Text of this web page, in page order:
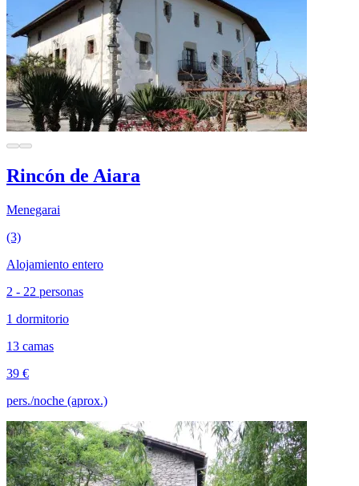
Rincón de Aiara
Menegarai
(3)
Alojamiento entero
2 - 22 personas
1 dormitorio
13 camas
39 €
pers./noche (aprox.)